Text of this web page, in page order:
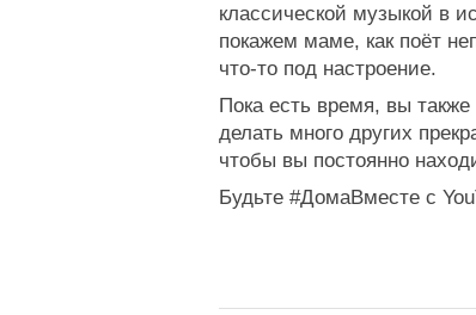
классической музыкой в
покажем маме, как поёт
что-то под настроение.
Пока есть время, вы
делать много других
чтобы вы постоянно
Будьте #ДомаВместе с